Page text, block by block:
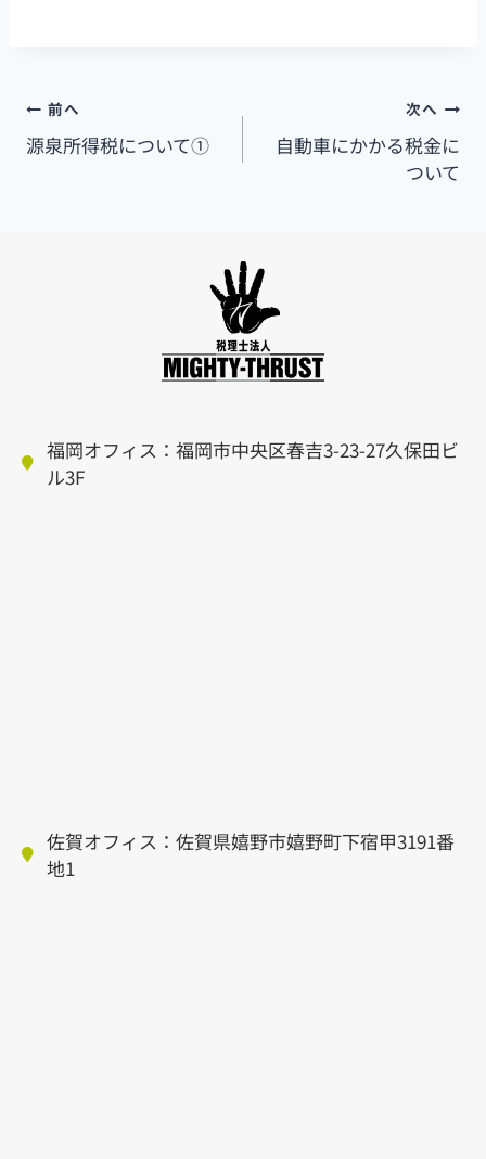
前へ
源泉所得税について①
次へ
自動車にかかる税金に
ついて
福岡オフィス：福岡市中央区春吉3-23-27久保田ビ
ル3F
佐賀オフィス：佐賀県嬉野市嬉野町下宿甲3191番
地1